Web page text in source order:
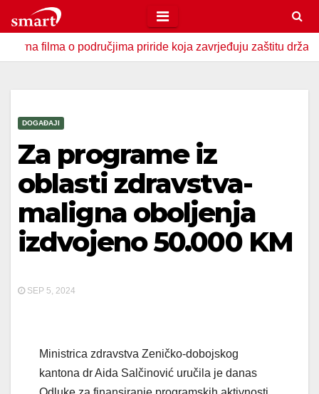
to
contento područjima priride koja zavrjeđuju zaštitu države
DOGAĐAJI
Za programe iz
oblasti zdravstva-
maligna oboljenja
izdvojeno 50.000 KM
SEP 5, 2024
Ministrica zdravstva Zeničko-dobojskog
kantona dr Aida Salčinović uručila je danas